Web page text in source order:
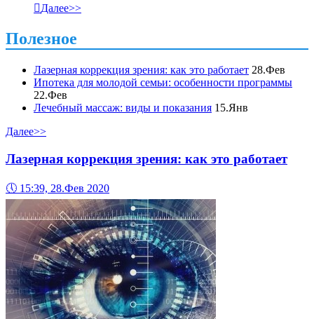
Далее>>
Полезное
Лазерная коррекция зрения: как это работает 28.Фев
Ипотека для молодой семьи: особенности программы
22.Фев
Лечебный массаж: виды и показания 15.Янв
Далее>>
Лазерная коррекция зрения: как это работает
🕔 15:39, 28.Фев 2020